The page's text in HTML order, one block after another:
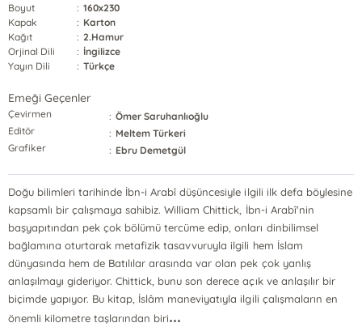
Boyut
: 160x230
Kapak
: Karton
Kağıt
: 2.Hamur
Orjinal Dili
: İngilizce
Yayın Dili
: Türkçe
Emeği Geçenler
Çevirmen : Ömer Saruhanlıoğlu
Editör
: Meltem Türkeri
Grafiker
: Ebru Demetgül
Doğu bilimleri tarihinde İbn-i Arabî düşüncesiyle ilgili ilk defa böylesine
kapsamlı bir çalışmaya sahibiz. William Chittick, İbn-i Arabî'nin
başyapıtından pek çok bölümü tercüme edip, onları dinbilimsel
bağlamına oturtarak metafizik tasavvuruyla ilgili hem İslam
dünyasında hem de Batılılar arasında var olan pek çok yanlış
anlaşılmayı gideriyor. Chittick, bunu son derece açık ve anlaşılır bir
biçimde yapıyor. Bu kitap, İslâm maneviyatıyla ilgili çalışmaların en
önemli kilometre taşlarından biri...